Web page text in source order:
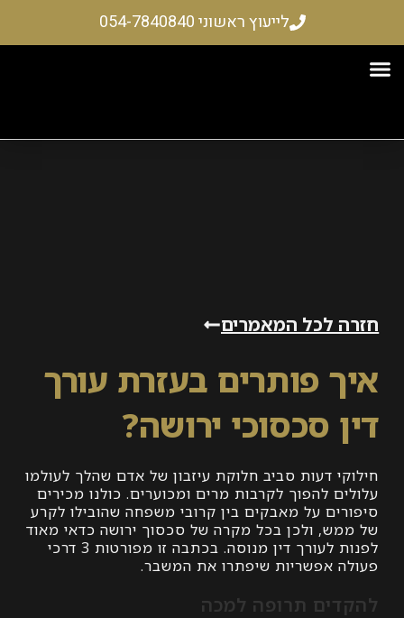
לייעוץ ראשוני 054-7840840
לכל המאמרים
פותרים בעזרת עורך
סכסוכי ירושה?
דעות סביב חלוקת עיזבון של אדם שהלך לעולמו
להפוך לקרבות מרים ומכוערים. כולנו מכירים
על מאבקים בין קרובי משפחה שהובילו לקרע
ולכן בכל מקרה של סכסוך ירושה כדאי מאוד
לפנות לעורך דין מנוסה. בכתבה זו מפורטות 3 דרכי
אפשריות שיפתרו את המשבר.
תרופה למכה